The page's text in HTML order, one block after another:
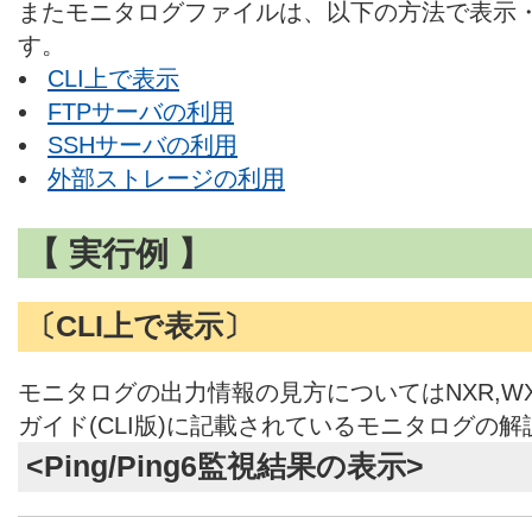
またモニタログファイルは、以下の方法で表示
す。
CLI上で表示
FTPサーバの利用
SSHサーバの利用
外部ストレージの利用
【 実行例 】
〔CLI上で表示〕
モニタログの出力情報の見方については
ガイド(CLI版)に記載されているモニタログの
<Ping/Ping6監視結果の表示>